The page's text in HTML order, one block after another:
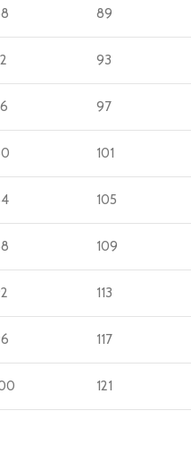
89
93
97
101
105
109
113
117
121